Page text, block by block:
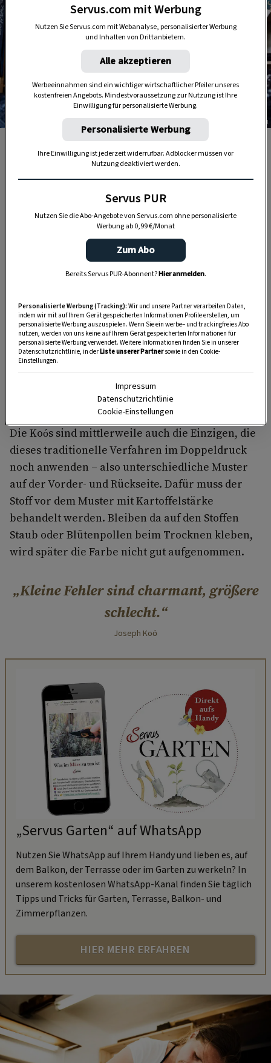
Foto: Stefan Knittel
Josepf Koó pflegt im Burgenland noch die wunderbare
Tradition des „Blaumachens“, also das Einfärben von
Anzeige
Die Koós sind mittlerweile auch die Einzigen, die
dieses traditionelle Verfahren im Doppeldruck
noch anwenden – also unterschiedliche Muster
auf der Vorder- und Rückseite. Dafür muss der
Stoff vor dem Muster mit Kartoffelstärke
behandelt werden. Bleiben da auf den Stoffen
Staub oder Blütenpollen beim Trocknen kleben,
wird später die Farbe nicht gut aufgenommen.
Kleine Fehler sind charmant, größere
schlecht.
Joseph Koó
„Servus Garten“ auf WhatsApp
Nutzen Sie WhatsApp auf Ihrem Handy und lieben es, auf
dem Balkon, der Terrasse oder im Garten zu werkeln? In
unserem kostenlosen WhatsApp-Kanal finden Sie täglich
Tipps und Tricks für Garten, Terrasse, Balkon- und
Zimmerpflanzen.
HIER MEHR ERFAHREN
Servus.com mit Werbung
Nutzen Sie Servus.com mit Webanalyse, personalisierter Werbung
und Inhalten von Drittanbietern.
Alle akzeptieren
Werbeeinnahmen sind ein wichtiger wirtschaftlicher Pfeiler unseres
kostenfreien Angebots. Mindestvoraussetzung zur Nutzung ist Ihre
Einwilligung für personalisierte Werbung.
Personalisierte Werbung
Ihre Einwilligung ist jederzeit widerrufbar. Adblocker müssen vor
Nutzung deaktiviert werden.
Servus PUR
Nutzen Sie die Abo-Angebote von Servus.com ohne personalisierte
Werbung ab 0,99 €/Monat
Zum Abo
Bereits Servus PUR-Abonnent?Hier anmelden.
Personalisierte Werbung (Tracking): Wir und unsere Partner verarbeiten Daten,
indem wir mit auf Ihrem Gerät gespeicherten Informationen Profile erstellen, um
personalisierte Werbung auszuspielen. Wenn Sie ein werbe– und trackingfreies Abo
nutzen, werden von uns keine auf Ihrem Gerät gespeicherten Informationen für
personalisierte Werbung verwendet. Weitere Informationen finden Sie in unserer
Datenschutzrichtlinie, in derListe unserer Partnersowie in den Cookie-
Einstellungen.
Impressum
Datenschutzrichtlinie
Cookie-Einstellungen